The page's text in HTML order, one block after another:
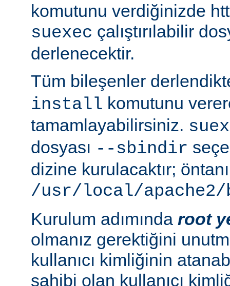
komutunu verdiğinizde
suexec çalıştırılabilir
derlenecektir.
Tüm bileşenler
install komutunu
tamamlayabilirsiniz.
dosyası --sbindir
dizine kurulacaktır;
/usr/local/
Kurulum adımında root
olmanız gerektiğini
kullanıcı kimliğinin
sahibi olan kullanıcı